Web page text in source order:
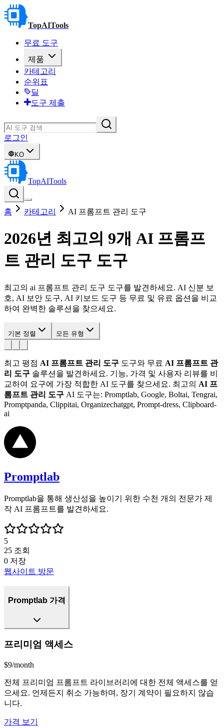
TopAITools
무료 도구
제품
카테고리
순위표
딜
도구 제출
로그인
KO
TopAITools
홈 카테고리 AI 프롬프트 관리 도구
2026년 최고의 9개 AI 프롬프
트 관리 도구 도구
최고의 ai 프롬프트 관리 도구 도구를 발견하세요. AI 신분 보
호, AI 보안 도구, AI 키보드 도구 등 무료 및 유료 옵션을 비교
하여 완벽한 솔루션을 찾으세요.
기본 정렬 모든 유형
최고 평점 AI 프롬프트 관리 도구 도구와 무료 AI 프롬프트 관
리 도구 솔루션을 발견하세요. 기능, 가격 및 사용자 리뷰를 비
교하여 요구에 가장 적합한 AI 도구를 찾으세요. 최고의 AI 프
롬프트 관리 도구 AI 도구는: Promptlab, Google, Boltai, Tengrai,
Promptpanda, Clippitai, Organizechatgpt, Prompt-dress, Clipboard-
ai
Promptlab
Promptlab을 통해 생산성을 높이기 위한 수천 개의 전문가 제
작 AI 프롬프트를 발견하세요.
5
25 조회
0 저장
웹사이트 방문
Promptlab 가격
프리미엄 액세스
$9/month
전체 프리미엄 프롬프트 라이브러리에 대한 전체 액세스를 얻
으세요. 언제든지 취소 가능하며, 장기 계약이 필요하지 않습
니다.
가격 보기